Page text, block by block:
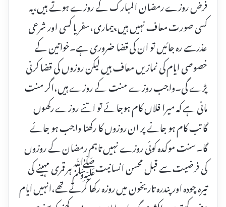
فرض روزے رمضان المبارک کے روزے ہوتے ہیں،یہ
کسی صورت معاف نہیں ہیں،بیماری،سفر یا کسی اور شرعی
عذرسے رہ جائیں تو ان کی قضا ضروری ہے۔خواتین کے
خصوصی ایام کی نمازیں معاف ہیں لیکن روزوں کی قضا کرنی
پڑے گی۔واجب روزے منت کے روزے ہیں،اگر منت
مانی ہے کہ میرا فلاں کام ہوجائے تو اتنے روزے رکھوں
گاتب کام ہو جانے پر ان روزوں کا رکھنا واجب ہو جائے
گا۔سنت موکدہ کوئی روزے نہیں تاہم رمضان کے روزوں
کی فرضیت سے قبل محسن انسانیتﷺہر قمری مہینے کی
تیرہ چودہ اور پندرہ تاریخون میں روزہ رکھا کرتے تھے،انہیں ایام